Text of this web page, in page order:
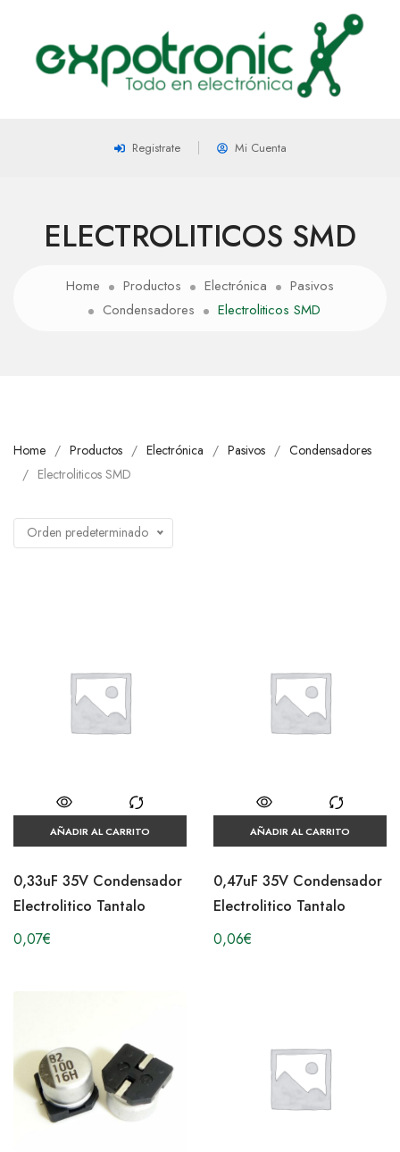
Registrate Mi Cuenta
ELECTROLITICOS SMD
Home Productos Electrónica
Pasivos
Condensadores
Electroliticos SMD
Home Productos Electrónica Pasivos
Condensadores
Electroliticos SMD
Orden predeterminado
AÑADIR AL CARRITO
0,33uF 35V Condensador
Electrolitico Tantalo
0,07€
AÑADIR AL CARRITO
0,47uF 35V Condensador
Electrolitico Tantalo
0,06€